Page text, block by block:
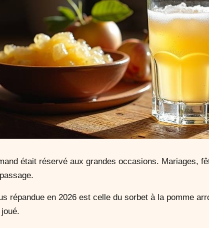
était réservé aux grandes occasions. Mariages,
répandue en 2026 est celle du sorbet à la pomme